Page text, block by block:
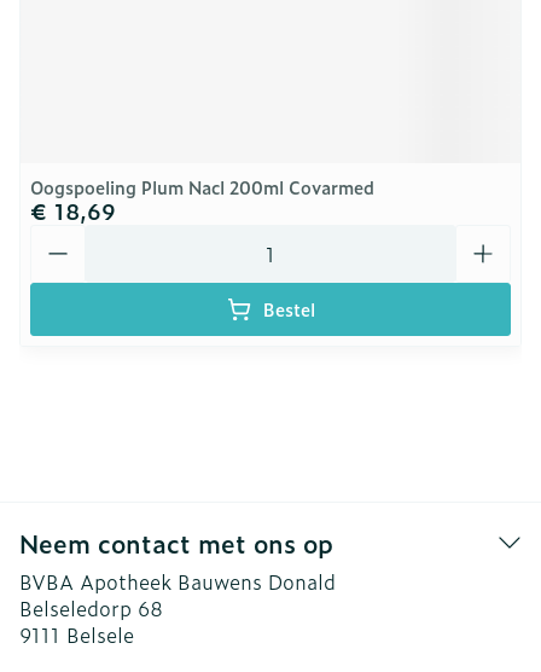
Oogspoeling Plum Nacl 200ml Covarmed
€ 18,69
Bestel
Neem contact met ons op
BVBA Apotheek Bauwens Donald
Belseledorp 68
9111 Belsele